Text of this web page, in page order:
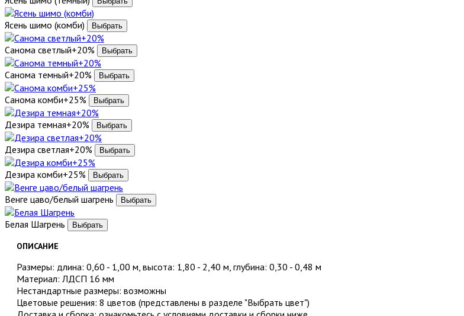
Ясень шимо (комби)
Санома светлый+20%
Санома темный+20%
Санома комби+25%
Дезира темная+20%
Дезира светлая+20%
Дезира комби+25%
Венге цаво/белый шагрень
Белая Шагрень
ОПИСАНИЕ
Размеры: длина: 0,60 - 1,00 м, высота: 1,80 - 2,40 м, глубина: 0,30 - 0,48 м
Материал: ЛДСП 16 мм
Нестандартные размеры: возможны
Цветовые решения: 8 цветов (представлены в разделе "Выбрать цвет")